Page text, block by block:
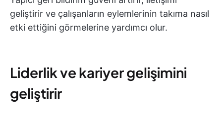
geliştirir ve çalışanların eylemlerinin takıma nasıl
etki ettiğini görmelerine yardımcı olur.
Liderlik ve kariyer gelişimini
geliştirir